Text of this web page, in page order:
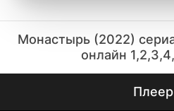
Монастырь (2022)
онлайн
Плеер